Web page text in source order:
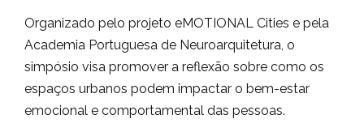
Organizado pelo projeto eMOTIONAL Cities e pela
Academia Portuguesa de Neuroarquitetura, o
simpósio visa promover a reflexão sobre como os
espaços urbanos podem impactar o bem-estar
emocional e comportamental das pessoas.